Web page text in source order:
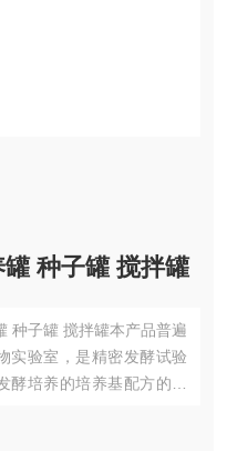
种子罐 搅拌罐
种子罐 搅拌罐本产品普遍
实验室，是精密发酵试验
培养的培养基配方的筛